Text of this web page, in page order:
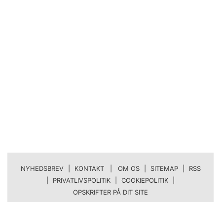
NYHEDSBREV KONTAKT | OM OS SITEMAP
RSS
PRIVATLIVSPOLITIK COOKIEPOLITIK
OPSKRIFTER PÅ DIT SITE